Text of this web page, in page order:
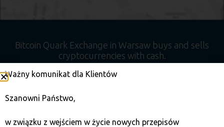
Bitcoin Quark Exchange in Warsaw buys and sells
cryptocurrencies with cash.
Ważny komunikat dla Klientów
Szanowni Państwo,
w związku z wejściem w życie nowych przepisów